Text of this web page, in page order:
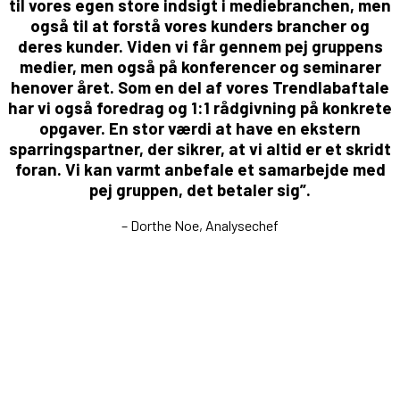
til vores egen store indsigt i mediebranchen, men
også til at forstå vores kunders brancher og
deres kunder. Viden vi får gennem pej gruppens
medier, men også på konferencer og seminarer
henover året. Som en del af vores Trendlabaftale
har vi også foredrag og 1:1 rådgivning på konkrete
opgaver. En stor værdi at have en ekstern
sparringspartner, der sikrer, at vi altid er et skridt
foran. Vi kan varmt anbefale et samarbejde med
pej gruppen, det betaler sig”.
– Dorthe Noe, Analysechef